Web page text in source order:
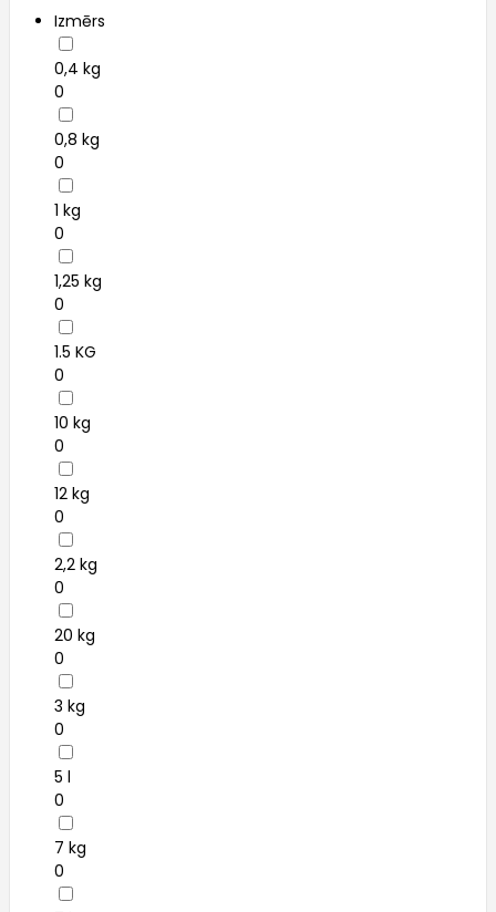
Izmērs
0,4 kg
0
0,8 kg
0
1 kg
0
1,25 kg
0
1.5 KG
0
10 kg
0
12 kg
0
2,2 kg
0
20 kg
0
3 kg
0
5 l
0
7 kg
0